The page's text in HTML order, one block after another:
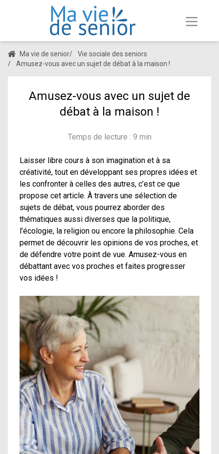
Ma vie de senior/
Vie sociale des seniors
/
Amusez-vous avec un sujet de débat à la maison !
Amusez-vous avec un sujet de
débat à la maison !
Temps de lecture : 9 min
Laisser libre cours à son imagination et à sa
créativité, tout en développant ses propres idées et
les confronter à celles des autres, c’est ce que
propose cet article. À travers une sélection de
sujets de débat, vous pourrez aborder des
thématiques aussi diverses que la politique,
l’écologie, la religion ou encore la philosophie. Cela
permet de découvrir les opinions de vos proches, et
de défendre votre point de vue. Amusez-vous en
débattant avec vos proches et faites progresser
vos idées !